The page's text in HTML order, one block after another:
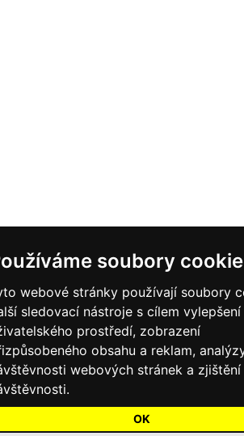
soubory
webové stránky používají soubory
sledovací nástroje s cílem vylepšení
prostředí, zobrazení
obsahu a reklam,
webových stránek a
OK